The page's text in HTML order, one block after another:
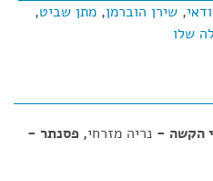
, שירן הוברמן, מתן שביט,
שלו
הקשה - נריה מזרחי, פסנתר -